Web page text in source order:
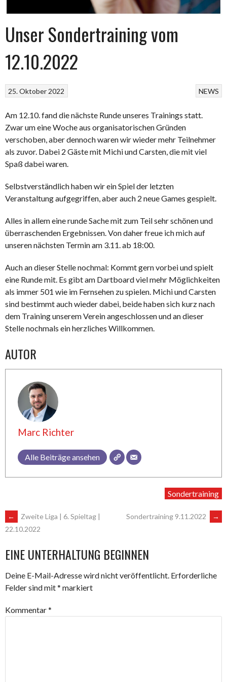
Unser Sondertraining vom
12.10.2022
NEWS
25. Oktober 2022
Am 12.10. fand die nächste Runde unseres Trainings statt.
Zwar um eine Woche aus organisatorischen Gründen
verschoben, aber dennoch waren wir wieder mehr Teilnehmer
als zuvor. Dabei 2 Gäste mit Michi und Carsten, die mit viel
Spaß dabei waren.
Selbstverständlich haben wir ein Spiel der letzten
Veranstaltung aufgegriffen, aber auch 2 neue Games gespielt.
Alles in allem eine runde Sache mit zum Teil sehr schönen und
überraschenden Ergebnissen. Von daher freue ich mich auf
unseren nächsten Termin am 3.11. ab 18:00.
Auch an dieser Stelle nochmal: Kommt gern vorbei und spielt
eine Runde mit. Es gibt am Dartboard viel mehr Möglichkeiten
als immer 501 wie im Fernsehen zu spielen. Michi und Carsten
sind bestimmt auch wieder dabei, beide haben sich kurz nach
dem Training unserem Verein angeschlossen und an dieser
Stelle nochmals ein herzliches Willkommen.
AUTOR
Marc Richter
Alle Beiträge ansehen
Sondertraining
ARTIKEL-
NAVIGATION
←
Zweite Liga | 6. Spieltag |
22.10.2022
Sondertraining 9.11.2022 →
EINE UNTERHALTUNG BEGINNEN
Deine E-Mail-Adresse wird nicht veröffentlicht. Erforderliche
Felder sind mit* markiert
Kommentar*